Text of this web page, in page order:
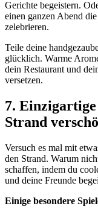
Gerichte begeistern.
einen ganzen Abend
zelebrieren.
Teile deine
glücklich. Warme
dein Restaurant und
versetzen.
7. Einzigartige
Strand
Versuch es mal mit
den Strand. Warum
schaffen, indem du
und deine Freunde
Einige besondere